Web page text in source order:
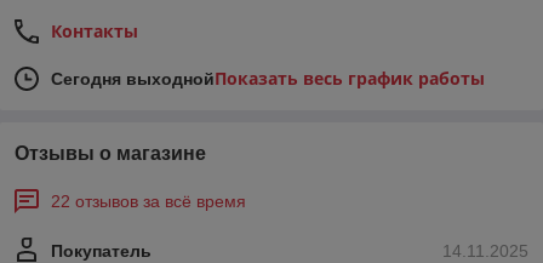
Контакты
Сегодня выходнойПоказать весь график работы
Отзывы о магазине
22 отзывов за всё время
14.11.2025
Покупатель